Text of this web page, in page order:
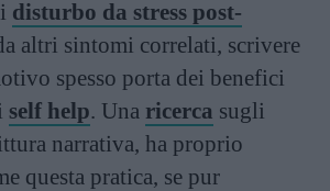
disturbo da stress post-
altri sintomi correlati, scrivere
spesso porta dei benefici
self help. Una ricerca sugli
narrativa, ha proprio
questa pratica, se pur